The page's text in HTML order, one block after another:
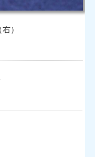
）